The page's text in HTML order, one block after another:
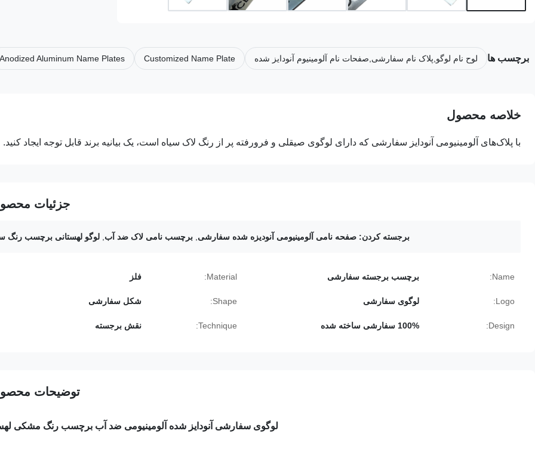
برچسب ها لوح نام لوگو,پلاک نام سفارشی,صفحات نام آلومینیوم آنودایز شده Customized Name Plate
Anodized Aluminum Name Plates
خلاصه محصول
با پلاک‌های آلومینیومی آنودایز سفارشی که دارای لوگوی صیقلی و فرورفته پر از رنگ لاک سیاه است، یک بیانیه برند قابل توجه ایجاد کنید.
جزئیات
برجسته کردن: صفحه نامی آلومینیومی آنودیزه شده سفارشی برچسب نامی لاک ضد آب لوگو لهستانی برچسب رنگ
Name: برچسب برجسته سفارشی Material: فلز
Logo: لوگوی سفارشی Shape: شکل سفارشی
Design: 100% سفارشی ساخته شده Technique: نقش برجسته
توضیحات
لوگوی سفارشی آنودایز شده آلومینیومی ضد آب برچسب رنگ مشکی